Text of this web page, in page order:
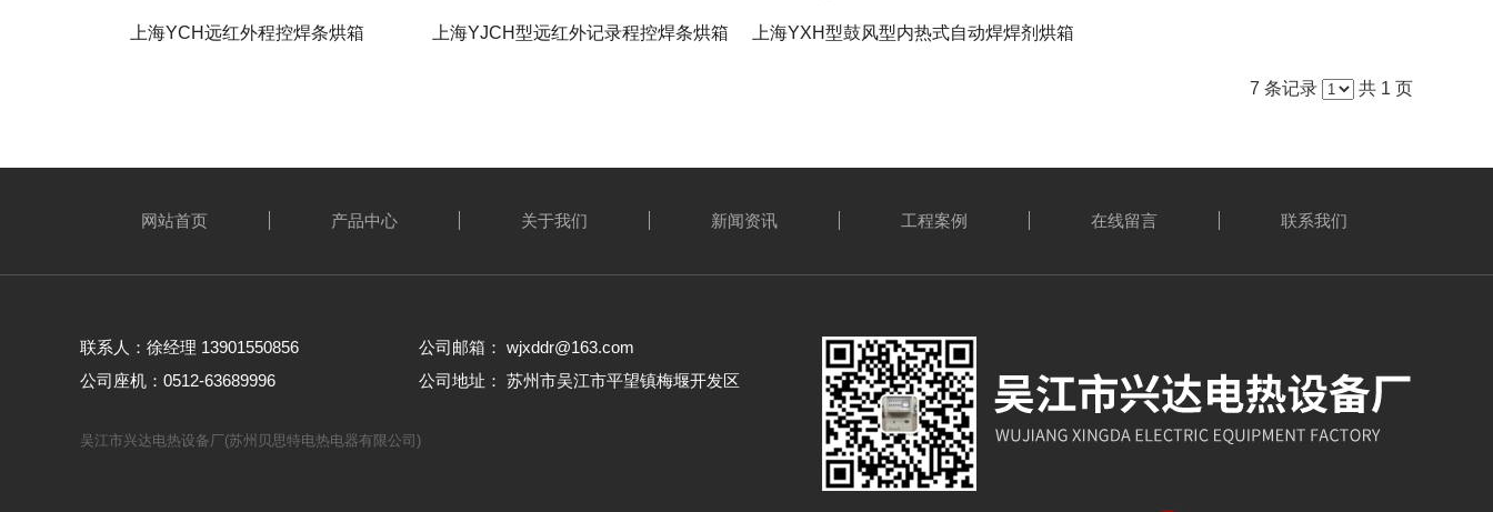
上海YCH远红外程控焊条烘箱 上海YJCH型远红外记录程控焊条烘箱 上海YXH型鼓风型内热式自动焊焊剂烘箱
7 条记录 共 1 页
网站首页 产品中心 关于我们 新闻资讯 工程案例 在线留言 联系我们
联系人：徐经理 13901550856
公司邮箱： wjxddr@163.com
公司座机：0512-63689996
公司地址： 苏州市吴江市平望镇梅堰开发区
吴江市兴达电热设备厂(苏州贝思特电热电器有限公司)